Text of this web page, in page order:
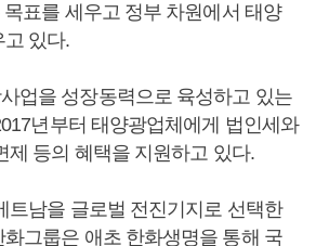
표를 세우고 정부 차원에서 태양
있다.
업을 성장동력으로 육성하고 있는
년부터 태양광업체에게 법인세와
제 등의 혜택을 지원하고 있다.
트남을 글로벌 전진기지로 선택한
그룹은 애초 한화생명을 통해 국